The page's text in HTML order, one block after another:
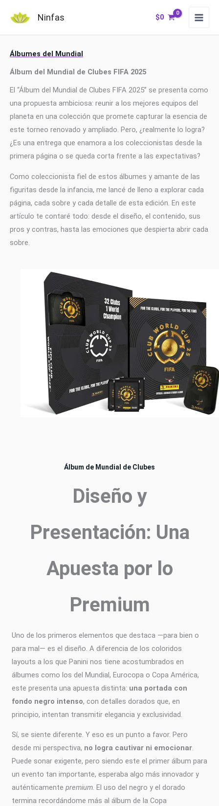
Ninfas $0
Álbumes del Mundial
Álbum del Mundial de Clubes FIFA 2025
El “Álbum del Mundial de Clubes FIFA 2025” se presenta como
una propuesta ambiciosa: reunir a los mejores equipos del
planeta en una colección que promete capturar la esencia de
este torneo renovado y ampliado. Pero, ¿realmente lo logra?
¿Es una entrega que enamora a los coleccionistas desde la
primera página o se queda corta frente a las expectativas?
Como coleccionista fiel de estos álbumes y amante de las
figuritas desde la infancia, me lancé de lleno a explorar cada
página, cada sobre y cada detalle de esta edición. En este
artículo te contaré todo: desde el diseño, el contenido, sus
pros y contras, hasta las emociones que despierta abrir cada
sobre.
Álbum de Mundial de Clubes
Diseño y
Presentación: Una
Apuesta por lo
Premium
Uno de los primeros elementos que destaca —para bien o
para mal— es el diseño. A diferencia de los coloridos
layouts a los que Panini nos tiene acostumbrados en
álbumes como los del Mundial, Eurocopa o Copa América,
este presenta una apuesta distinta: una portada con
fondo negro intenso, con detalles dorados que, en
principio, intentan transmitir elegancia y exclusividad.
Sí, se siente diferente. Y eso es un punto a favor. Pero
desde mi perspectiva, no logra cautivar ni emocionar.
Puede sonar exigente, pero siendo este el primer álbum para
un evento tan importante, esperaba algo más innovador y
auténticamente premium. El uso del negro y el dorado
termina recordándome más al álbum de la Copa